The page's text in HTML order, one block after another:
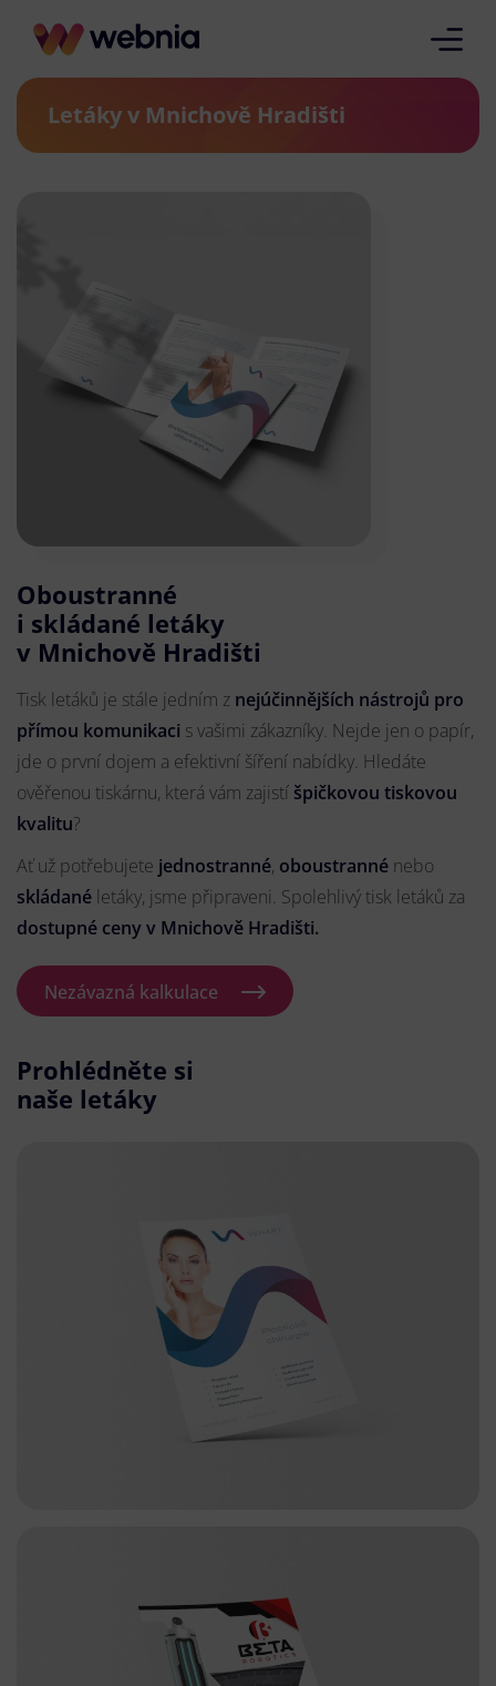
Letáky v Mnichově Hradišti
Oboustranné
i skládané letáky
v Mnichově Hradišti
Tisk letáků je stále jedním z nejúčinnějších nástrojů pro
přímou komunikaci s vašimi zákazníky. Nejde jen o papír,
jde o první dojem a efektivní šíření nabídky. Hledáte
ověřenou tiskárnu, která vám zajistí špičkovou tiskovou
kvalitu?
Ať už potřebujete jednostranné, oboustranné nebo
skládané letáky, jsme připraveni. Spolehlivý tisk letáků za
dostupné ceny v Mnichově Hradišti.
Nezávazná kalkulace
Prohlédněte si
naše letáky